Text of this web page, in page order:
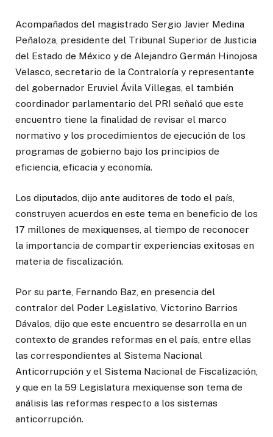
Acompañados del magistrado Sergio Javier Medina
Peñaloza, presidente del Tribunal Superior de Justicia
del Estado de México y de Alejandro Germán Hinojosa
Velasco, secretario de la Contraloría y representante
del gobernador Eruviel Ávila Villegas, el también
coordinador parlamentario del PRI señaló que este
encuentro tiene la finalidad de revisar el marco
normativo y los procedimientos de ejecución de los
programas de gobierno bajo los principios de
eficiencia, eficacia y economía.
Los diputados, dijo ante auditores de todo el país,
construyen acuerdos en este tema en beneficio de los
17 millones de mexiquenses, al tiempo de reconocer
la importancia de compartir experiencias exitosas en
materia de fiscalización.
Por su parte, Fernando Baz, en presencia del
contralor del Poder Legislativo, Victorino Barrios
Dávalos, dijo que este encuentro se desarrolla en un
contexto de grandes reformas en el país, entre ellas
las correspondientes al Sistema Nacional
Anticorrupción y el Sistema Nacional de Fiscalización,
y que en la 59 Legislatura mexiquense son tema de
análisis las reformas respecto a los sistemas
anticorrupción.